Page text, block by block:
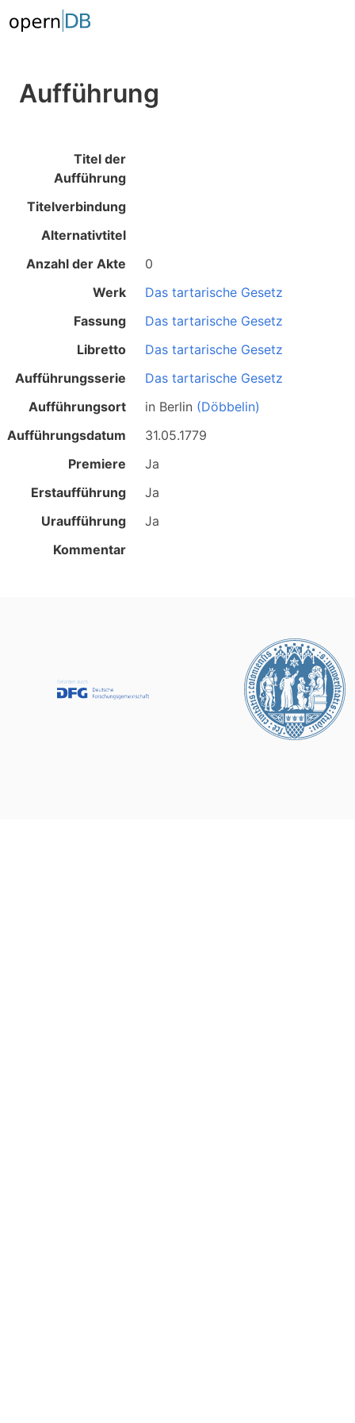
Aufführung
Titel der
Aufführung
Titelverbindung
Alternativtitel
Anzahl der Akte
0
Werk
Das tartarische Gesetz
Fassung
Das tartarische Gesetz
Libretto
Das tartarische Gesetz
Aufführungsserie
Das tartarische Gesetz
Aufführungsort
in Berlin (Döbbelin)
Aufführungsdatum
31.05.1779
Premiere
Ja
Erstaufführung
Ja
Uraufführung
Ja
Kommentar